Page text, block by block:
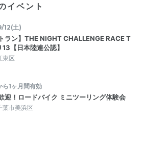
イベント
12(土)
トラン】THE NIGHT CHALLENGE RACE T
13【日本陸連公認】
東区
ら1ヶ月間有効
迎！ロードバイク ミニツーリング体験会
葉市美浜区